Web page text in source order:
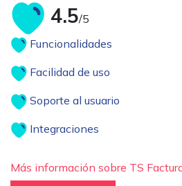
4.5/5
Funcionalidades
Facilidad de uso
Soporte al usuario
Integraciones
Más información sobre TS